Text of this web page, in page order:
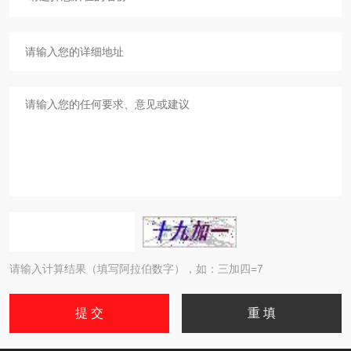
请输入计算结果（填写阿拉伯数字），如：三加四=7